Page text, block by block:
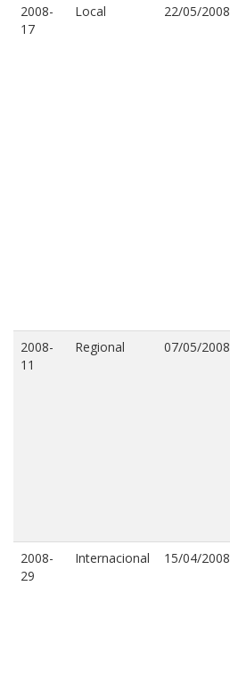
2008-
17
Local 22/05/2008
2008-
11
Regional 07/05/2008
2008-
29
Internacional 15/04/2008